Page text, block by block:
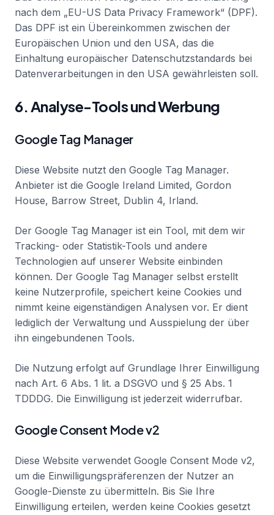
nach dem „EU-US Data Privacy Framework“ (DPF).
Das DPF ist ein Übereinkommen zwischen der
Europäischen Union und den USA, das die
Einhaltung europäischer Datenschutzstandards bei
Datenverarbeitungen in den USA gewährleisten soll.
6. Analyse-Tools und Werbung
Google Tag Manager
Diese Website nutzt den Google Tag Manager.
Anbieter ist die Google Ireland Limited, Gordon
House, Barrow Street, Dublin 4, Irland.
Der Google Tag Manager ist ein Tool, mit dem wir
Tracking- oder Statistik-Tools und andere
Technologien auf unserer Website einbinden
können. Der Google Tag Manager selbst erstellt
keine Nutzerprofile, speichert keine Cookies und
nimmt keine eigenständigen Analysen vor. Er dient
lediglich der Verwaltung und Ausspielung der über
ihn eingebundenen Tools.
Die Nutzung erfolgt auf Grundlage Ihrer Einwilligung
nach Art. 6 Abs. 1 lit. a DSGVO und § 25 Abs. 1
TDDDG. Die Einwilligung ist jederzeit widerrufbar.
Google Consent Mode v2
Diese Website verwendet Google Consent Mode v2,
um die Einwilligungspräferenzen der Nutzer an
Google-Dienste zu übermitteln. Bis Sie Ihre
Einwilligung erteilen, werden keine Cookies gesetzt